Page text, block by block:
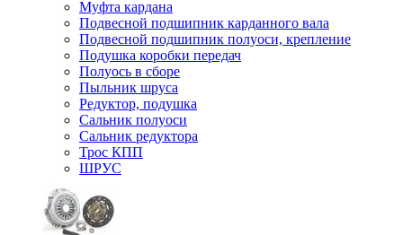
Муфта кардана
Подвесной подшипник карданного вала
Подвесной подшипник полуоси, крепление
Подушка коробки передач
Полуось в сборе
Пыльник шруса
Редуктор, подушка
Сальник полуоси
Сальник редуктора
Трос КПП
ШРУС